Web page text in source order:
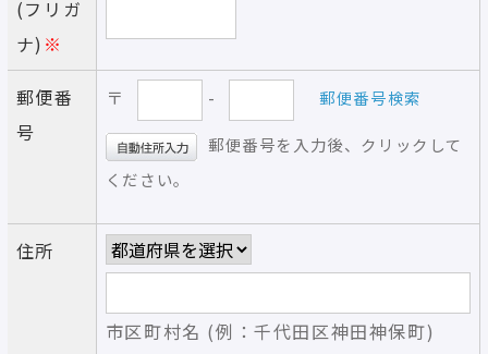
(フリガ
ナ) ※
郵便番
号
〒 - 郵便番号検索
郵便番号を入力後、クリックして
ください。
住所
市区町村名 (例：千代田区神田神保町)